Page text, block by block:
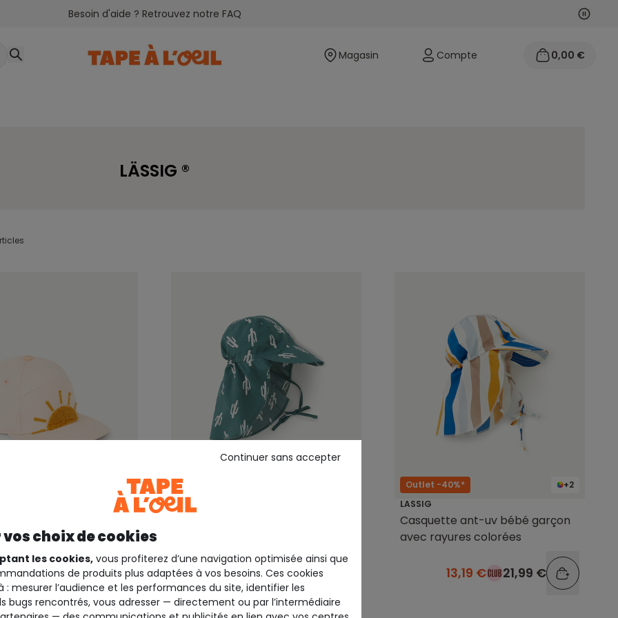
Besoin d'aide ? Retrouvez notre FAQ
Magasin Compte 0,00 €
LÄSSIG ®
€ 24,99 €
Outlet -40%*
LASSIG
13,19 € 21,99 €
+2
Outlet -40%*
LASSIG
Casquette ant-uv bébé garçon
avec rayures colorées
13,19 € 21,99 €
vos choix de cookies
les cookies, vous profiterez d’une navigation optimisée ainsi que
de produits plus adaptées à vos besoins. Ces cookies
: mesurer l’audience et les performances du site, identifier les
bugs rencontrés, vous adresser — directement ou par l’intermédiaire
Continuer sans accepter